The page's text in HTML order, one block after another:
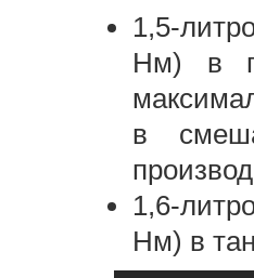
1,5-
Нм) в
в
1,6-
Нм) в